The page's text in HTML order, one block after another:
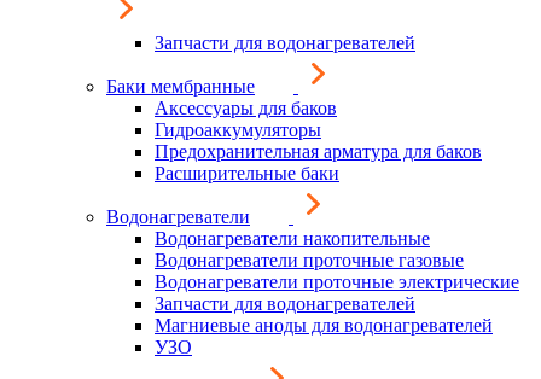
Запчасти для водонагревателей
Баки мембранные
Аксессуары для баков
Гидроаккумуляторы
Предохранительная арматура для баков
Расширительные баки
Водонагреватели
Водонагреватели накопительные
Водонагреватели проточные газовые
Водонагреватели проточные электрические
Запчасти для водонагревателей
Магниевые аноды для водонагревателей
УЗО